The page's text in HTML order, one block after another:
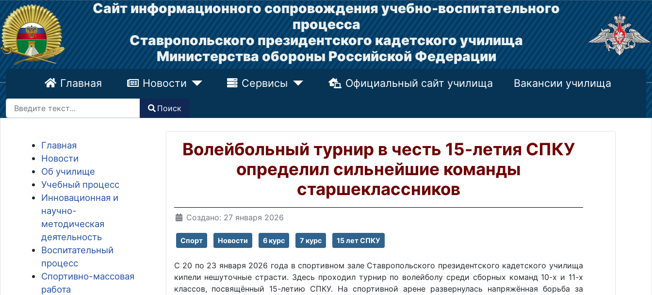
Сайт информационного сопровождения учебно-воспитательного
процесса
Ставропольского президентского кадетского училища
Министерства обороны Российской Федерации
Главная Новости Сервисы Официальный сайт училища Вакансии училища
Поиск
Поиск
Главная
Новости
Об училище
Учебный процесс
Инновационная и
научно-
методическая
деятельность
Воспитательный
процесс
Спортивно-массовая
работа
Волейбольный турнир в честь 15-летия СПКУ
определил сильнейшие команды
старшеклассников
Создано: 27 января 2026
Спорт Новости 6 курс 7 курс 15 лет СПКУ
С 20 по 23 января 2026 года в спортивном зале Ставропольского президентского кадетского училища
кипели нешуточные страсти. Здесь проходил турнир по волейболу среди сборных команд 10-х и 11-х
классов, посвящённый 15-летию СПКУ. На спортивной арене развернулась напряжённая борьба за